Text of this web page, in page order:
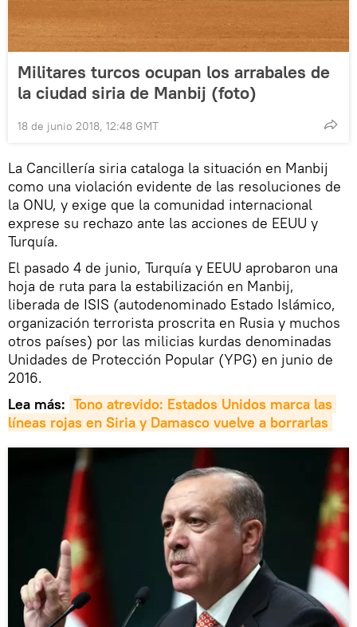
Militares turcos ocupan los arrabales de
la ciudad siria de Manbij (foto)
18 de junio 2018, 12:48 GMT
La Cancillería siria cataloga la situación en Manbij
como una violación evidente de las resoluciones de
la ONU, y exige que la comunidad internacional
exprese su rechazo ante las acciones de EEUU y
Turquía.
El pasado 4 de junio, Turquía y EEUU aprobaron una
hoja de ruta para la estabilización en Manbij,
liberada de ISIS (autodenominado Estado Islámico,
organización terrorista proscrita en Rusia y muchos
otros países) por las milicias kurdas denominadas
Unidades de Protección Popular (YPG) en junio de
2016.
Lea más: Tono atrevido: Estados Unidos marca las
líneas rojas en Siria y Damasco vuelve a borrarlas